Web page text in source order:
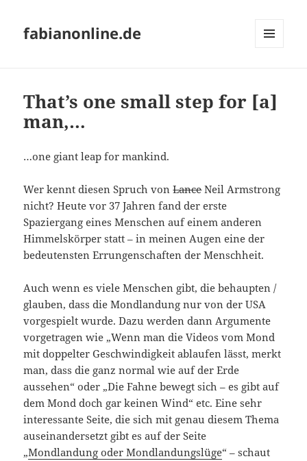
fabianonline.de
That’s one small step for [a]
man,…
…one giant leap for mankind.
Wer kennt diesen Spruch vonLanceNeil Armstrong
nicht? Heute vor 37 Jahren fand der erste
Spaziergang eines Menschen auf einem anderen
Himmelskörper statt – in meinen Augen eine der
bedeutensten Errungenschaften der Menschheit.
Auch wenn es viele Menschen gibt, die behaupten /
glauben, dass die Mondlandung nur von der USA
vorgespielt wurde. Dazu werden dann Argumente
vorgetragen wie „Wenn man die Videos vom Mond
mit doppelter Geschwindigkeit ablaufen lässt, merkt
man, dass die ganz normal wie auf der Erde
aussehen“ oder „Die Fahne bewegt sich – es gibt auf
dem Mond doch gar keinen Wind“ etc. Eine sehr
interessante Seite, die sich mit genau diesem Thema
auseinandersetzt gibt es auf der Seite
„Mondlandung oder Mondlandungslüge“ – schaut